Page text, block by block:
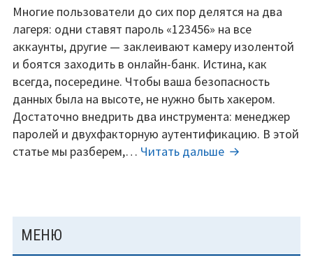
Безопасность
без
паранойи:
как
защитить
данные
и
не
сойти
Многие пользователи до сих пор делятся на два
лагеря: одни ставят пароль «123456» на все
аккаунты, другие — заклеивают камеру изолентой
и боятся заходить в онлайн-банк. Истина, как
всегда, посередине. Чтобы ваша безопасность
данных была на высоте, не нужно быть хакером.
Достаточно внедрить два инструмента: менеджер
паролей и двухфакторную аутентификацию. В этой
статье мы разберем,… Читать дальше Безопасность
защитить
и
ОСНОВНАЯ
ПАНЕЛЬ
МЕНЮ